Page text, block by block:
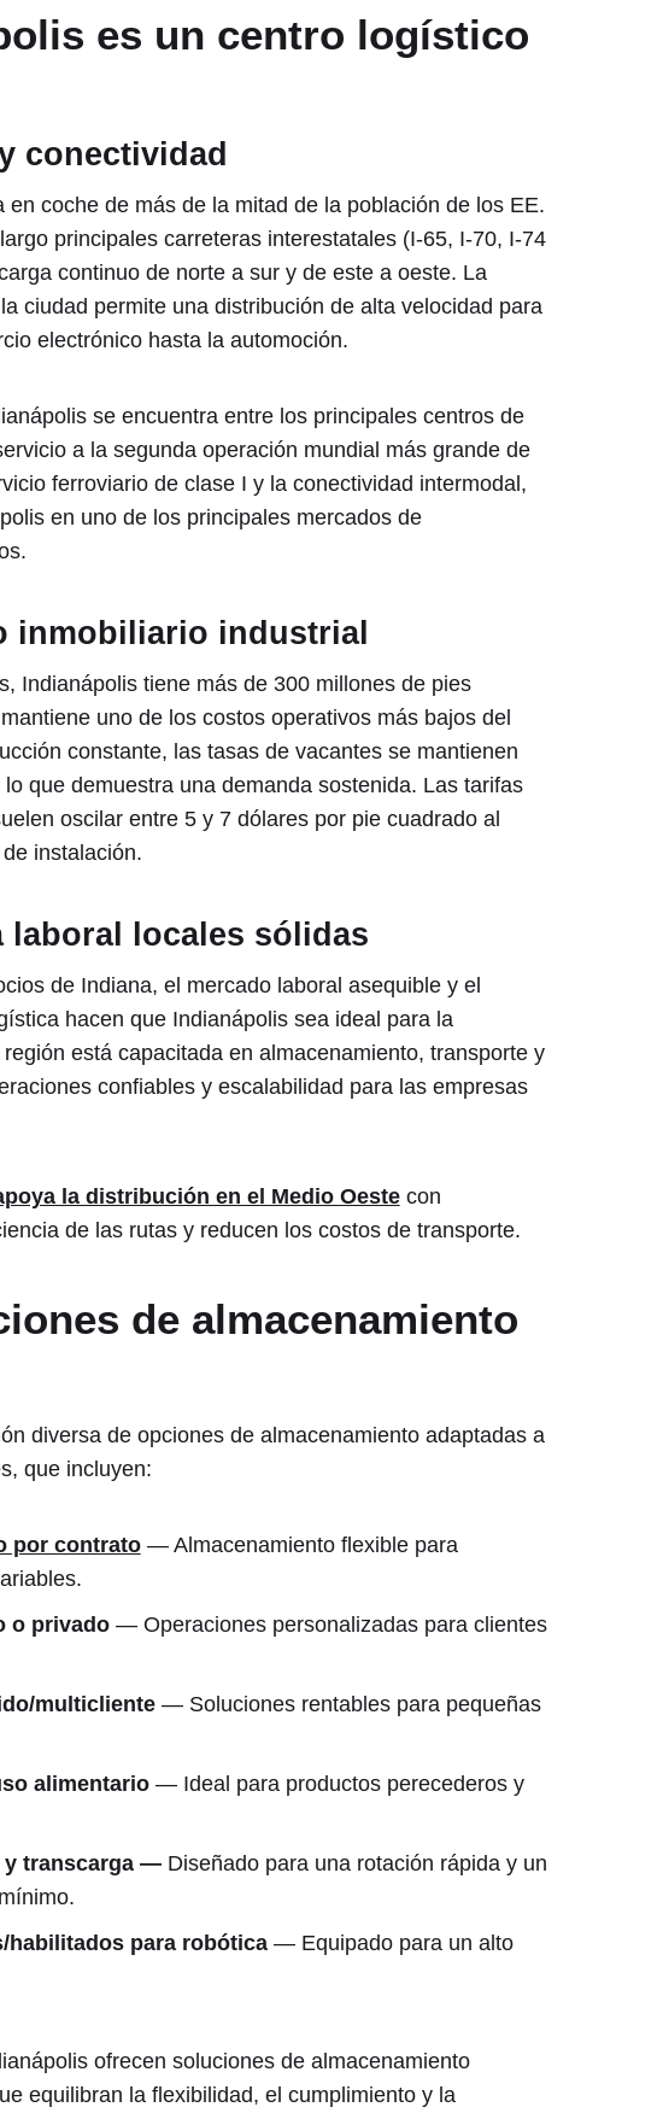
es un centro logístico
conectividad
coche de más de la mitad de la población de los EE.
principales carreteras interestatales (I-65, I-70, I-74
continuo de norte a sur y de este a oeste. La
ciudad permite una distribución de alta velocidad para
electrónico hasta la automoción.
se encuentra entre los principales centros de
a la segunda operación mundial más grande de
ferroviario de clase I y la conectividad intermodal,
en uno de los principales mercados de
inmobiliario industrial
Indianápolis tiene más de 300 millones de pies
uno de los costos operativos más bajos del
constante, las tasas de vacantes se mantienen
que demuestra una demanda sostenida. Las tarifas
oscilar entre 5 y 7 dólares por pie cuadrado al
instalación.
laboral locales sólidas
de Indiana, el mercado laboral asequible y el
hacen que Indianápolis sea ideal para la
está capacitada en almacenamiento, transporte y
confiables y escalabilidad para las empresas
la distribución en el Medio Oestecon
de las rutas y reducen los costos de transporte.
de almacenamiento
diversa de opciones de almacenamiento adaptadas a
que incluyen:
por contrato— Almacenamiento flexible para
o privado— Operaciones personalizadas para clientes
multicliente — Soluciones rentables para pequeñas
alimentario — Ideal para productos perecederos y
y transcarga —Diseñado para una rotación rápida y un
habilitados para robótica— Equipado para un alto
ofrecen soluciones de almacenamiento
equilibran la flexibilidad, el cumplimiento y la